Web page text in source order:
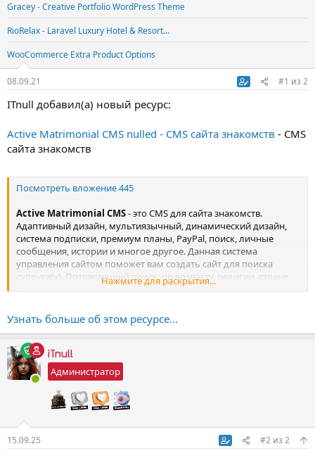
Gracey - Creative Portfolio WordPress Theme
RioRelax - Laravel Luxury Hotel & Resort...
WooCommerce Extra Product Options
08.09.21 #1 из2
ITnull добавил(а) новый ресурс:
Active Matrimonial CMS nulled - CMS сайта знакомств - CMS
сайта знакомств
Посмотреть вложение 445
Active Matrimonial CMS- это CMS для сайта знакомств.
Адаптивный дизайн, мультиязычный, динамический дизайн,
система подписки, премиум планы, PayPal, поиск, личные
сообщения, истории и многое другое. Данная система
управления сайтом поможет вам создать сайт для поиска
супруга(у). Потрясающий поиск: по возрасту, религии, стране,
физическими параметрами. 5 Премиум подписок, 5 вариантов
Нажмите для раскрытия...
Узнать больше об этом ресурсе...
iTnull
Администратор
15.09.25 #2 из2